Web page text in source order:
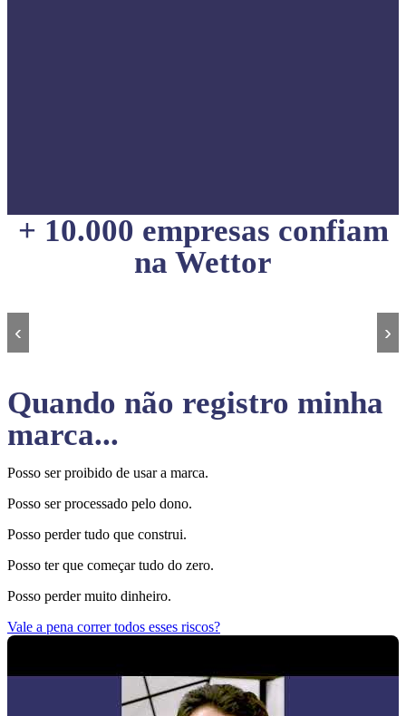
+ 10.000 empresas confiam
na Wettor
‹ ›
Quando não registro minha
marca...
Posso ser proibido de usar a marca.
Posso ser processado pelo dono.
Posso perder tudo que construi.
Posso ter que começar tudo do zero.
Posso perder muito dinheiro.
Vale a pena correr todos esses riscos?